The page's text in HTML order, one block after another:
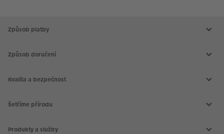
Způsob platby
Způsob doručení
Kvalita a bezpečnost
Šetříme přírodu
Produkty a služby